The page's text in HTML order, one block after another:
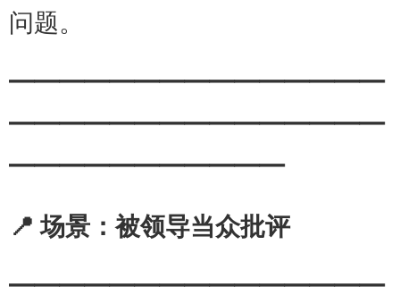
问题。
━━━━━━━━━━━━━━━
━━━━━━━━━━━━━━━
━━━━━━━━━━━
📍 场景：被领导当众批评